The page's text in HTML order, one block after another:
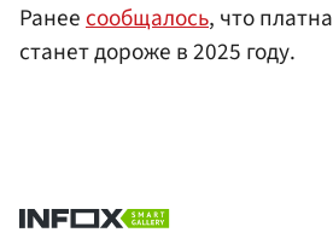
Ранеесообщалось, что
станет дороже в 2025 году.